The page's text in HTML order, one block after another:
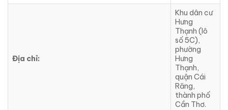
Địa chỉ:
Khu dân cư
Hưng
Thạnh (lô
số 5C),
phường
Hưng
Thạnh,
quận Cái
Răng,
thành phố
Cần Thơ.